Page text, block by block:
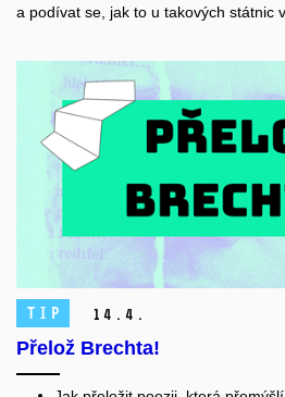
a podívat se, jak to u takových státnic
TIP 14. 4.
Přelož Brechta!